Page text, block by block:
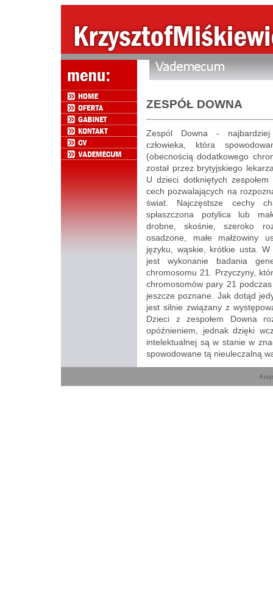
ZESPÓŁ DOWNA
Zespól Downa - najbardziej
człowieka, która
(obecnością dodatkowego
został przez brytyjskiego
U dzieci dotkniętych
cech pozwalających na
świat. Najczęstsze cechy
spłaszczona potylica lub
drobne, skośnie, szeroko
osadzone, małe małżowiny
języku, wąskie, krótkie usta.
jest wykonanie badania
chromosomu 21. Przyczyny,
chromosomów pary 21
jeszcze poznane. Jak dotąd
jest silnie związany z
Dzieci z zespołem Downa
opóźnieniem, jednak dzięki
intelektualnej są w stanie w
spowodowane tą nieuleczalną